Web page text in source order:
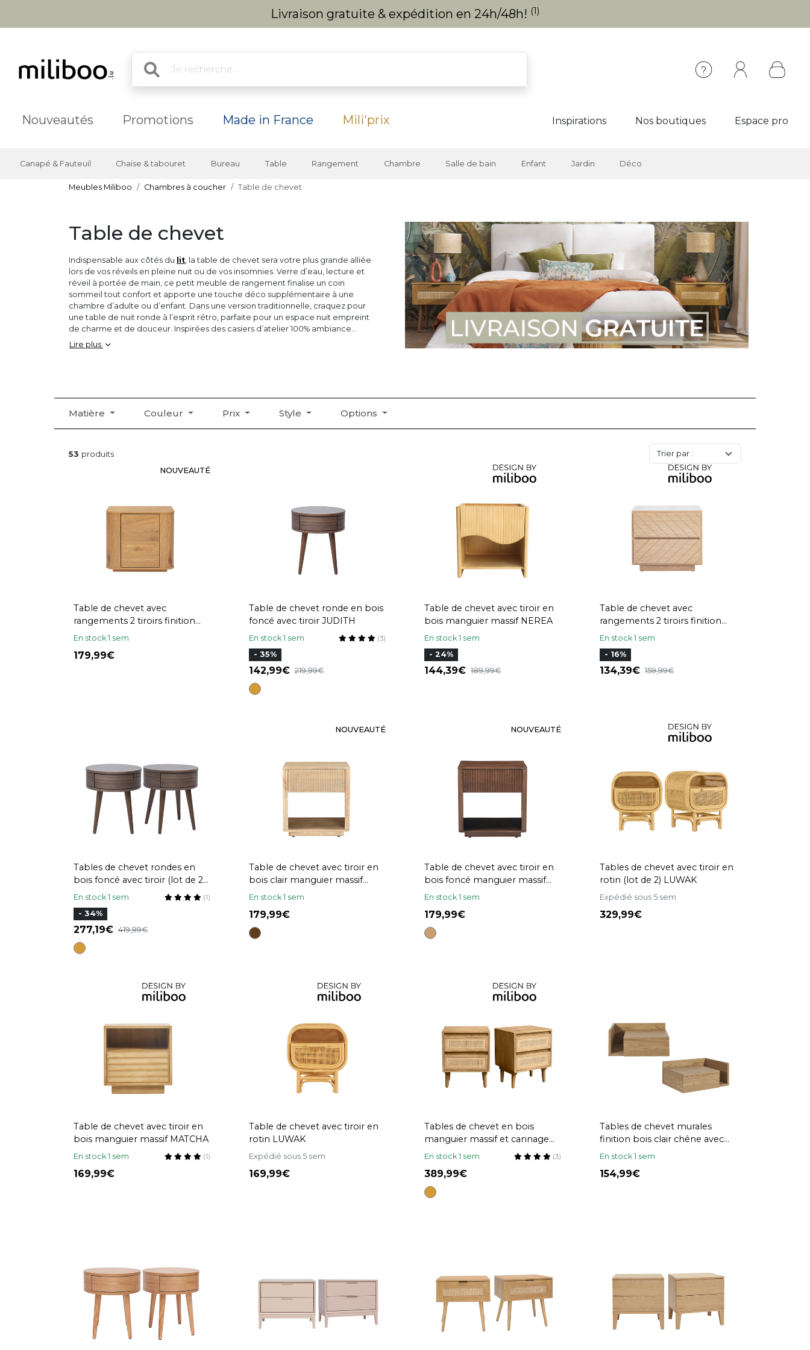
Livraison gratuite & expédition en 24h/48h! (1)
Nouveautés Promotions Made in France Mili'prix Inspirations Nos boutiques Espace pro
Canapé & Fauteuil Chaise & tabouret Bureau Table Rangement Chambre Salle de bain Enfant Jardin Déco
Meubles Miliboo Chambres à coucher Table de chevet
Table de chevet
Indispensable aux côtés du lit, la table de chevet sera votre plus grande alliée
lors de vos réveils en pleine nuit ou de vos insomnies. Verre d’eau, lecture et
réveil à portée de main, ce petit meuble de rangement finalise un coin
sommeil tout confort et apporte une touche déco supplémentaire à une
chambre d’adulte ou d’enfant. Dans une version traditionnelle, craquez pour
une table de nuit ronde à l’esprit rétro, parfaite pour un espace nuit empreint
de charme et de douceur. Inspirées des casiers d’atelier 100% ambiance
industrielle, la table de nuit carrée ou rectangulaire sera du plus bel effet. Avec
ses lignes épurées, dans un décor minimaliste ou moderne, une table de nuit
Lire plus
Matière Couleur Prix Style Options
53 produits
NOUVEAUTÉ
Table de chevet avec
rangements 2 tiroirs finition
bois clair chêne NEGAN
En stock 1 sem
179,99
Table de chevet ronde en bois
foncé avec tiroir JUDITH
En stock 1 sem (3)
- 35%
142,99 219,99
Table de chevet avec tiroir en
bois manguier massif NEREA
En stock 1 sem
- 24%
144,39 189,99
Table de chevet avec
rangements 2 tiroirs finition
bois chêne MATALA
En stock 1 sem
- 16%
134,39 159,99
Tables de chevet rondes en
bois foncé avec tiroir (lot de 2)
JUDITH
En stock 1 sem (1)
- 34%
277,19 419,99
NOUVEAUTÉ
Table de chevet avec tiroir en
bois clair manguier massif
ALDA
En stock 1 sem
179,99
NOUVEAUTÉ
Table de chevet avec tiroir en
bois foncé manguier massif
ALDA
En stock 1 sem
179,99
Tables de chevet avec tiroir en
rotin (lot de 2) LUWAK
Expédié sous 5 sem
329,99
Table de chevet avec tiroir en
bois manguier massif MATCHA
En stock 1 sem (1)
169,99
Table de chevet avec tiroir en
rotin LUWAK
Expédié sous 5 sem
169,99
Tables de chevet en bois
manguier massif et cannage
rotin avec rangements 2 tiroirs
En stock 1 sem (3)
389,99
Tables de chevet murales
finition bois clair chêne avec
tiroir (lot de 2) NASTY
En stock 1 sem
154,99